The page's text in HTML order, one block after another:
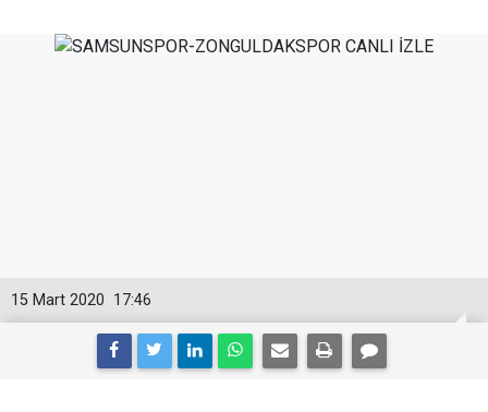
17:46
15 Mart 2020